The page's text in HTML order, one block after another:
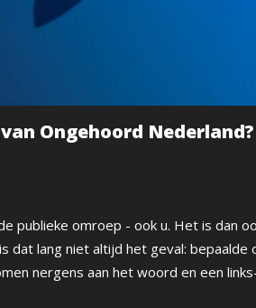
Ongehoord Nederland?
publieke omroep - ook u. Het is dan
dat lang niet altijd het geval:
nergens aan het woord en een